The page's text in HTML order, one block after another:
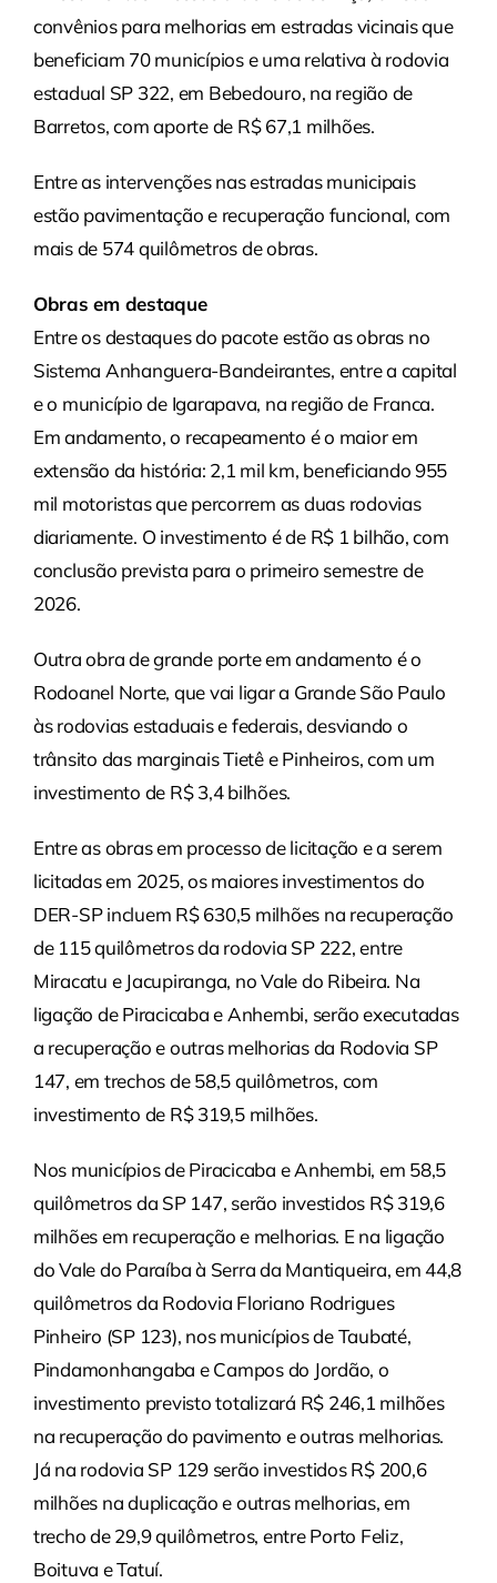
convênios para melhorias em estradas vicinais que
beneficiam 70 municípios e uma relativa à rodovia
estadual SP 322, em Bebedouro, na região de
Barretos, com aporte de R$ 67,1 milhões.
Entre as intervenções nas estradas municipais
estão pavimentação e recuperação funcional, com
mais de 574 quilômetros de obras.
Obras em destaque
Entre os destaques do pacote estão as obras no
Sistema Anhanguera-Bandeirantes, entre a capital
e o município de Igarapava, na região de Franca.
Em andamento, o recapeamento é o maior em
extensão da história: 2,1 mil km, beneficiando 955
mil motoristas que percorrem as duas rodovias
diariamente. O investimento é de R$ 1 bilhão, com
conclusão prevista para o primeiro semestre de
2026.
Outra obra de grande porte em andamento é o
Rodoanel Norte, que vai ligar a Grande São Paulo
às rodovias estaduais e federais, desviando o
trânsito das marginais Tietê e Pinheiros, com um
investimento de R$ 3,4 bilhões.
Entre as obras em processo de licitação e a serem
licitadas em 2025, os maiores investimentos do
DER-SP incluem R$ 630,5 milhões na recuperação
de 115 quilômetros da rodovia SP 222, entre
Miracatu e Jacupiranga, no Vale do Ribeira. Na
ligação de Piracicaba e Anhembi, serão executadas
a recuperação e outras melhorias da Rodovia SP
147, em trechos de 58,5 quilômetros, com
investimento de R$ 319,5 milhões.
Nos municípios de Piracicaba e Anhembi, em 58,5
quilômetros da SP 147, serão investidos R$ 319,6
milhões em recuperação e melhorias. E na ligação
do Vale do Paraíba à Serra da Mantiqueira, em 44,8
quilômetros da Rodovia Floriano Rodrigues
Pinheiro (SP 123), nos municípios de Taubaté,
Pindamonhangaba e Campos do Jordão, o
investimento previsto totalizará R$ 246,1 milhões
na recuperação do pavimento e outras melhorias.
Já na rodovia SP 129 serão investidos R$ 200,6
milhões na duplicação e outras melhorias, em
trecho de 29,9 quilômetros, entre Porto Feliz,
Boituva e Tatuí.